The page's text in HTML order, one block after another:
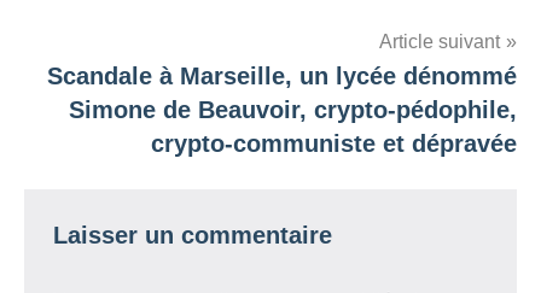
Article suivant
Scandale à Marseille, un lycée dénommé
Simone de Beauvoir, crypto-pédophile,
crypto-communiste et dépravée
Laisser un commentaire